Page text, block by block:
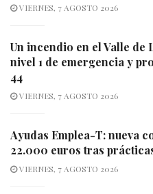
VIERNES, 7 AGOSTO 2026
Un incendio en el Valle
nivel 1 de emergencia y
44
VIERNES, 7 AGOSTO 2026
Ayudas Emplea-T: nueva
22.000 euros tras
VIERNES, 7 AGOSTO 2026